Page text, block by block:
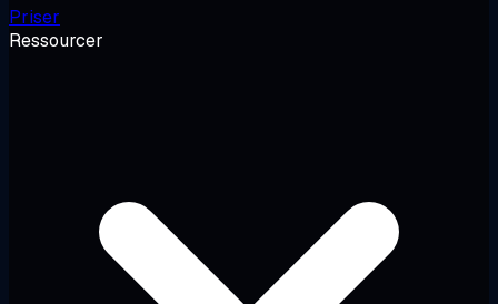
Priser
Ressourcer